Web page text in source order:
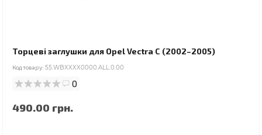
Торцеві заглушки для Opel Vectra C (2002–2005)
Код товару: 55.WBXXXX0000.ALL.0.00
0
490.00 грн.